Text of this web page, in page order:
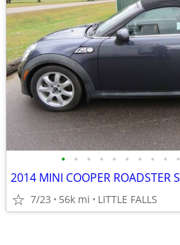
• • • • • • • • • •
7/23 56k mi LITTLE FALLS